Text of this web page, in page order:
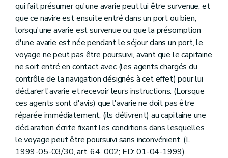
qui fait présumer qu'une avarie peut lui être survenue, et
que ce navire est ensuite entré dans un port ou bien,
lorsqu'une avarie est survenue ou que la présomption
d'une avarie est née pendant le séjour dans un port, le
voyage ne peut pas être poursuivi, avant que le capitaine
ne soit entré en contact avec (les agents chargés du
contrôle de la navigation désignés à cet effet) pour lui
déclarer l'avarie et recevoir leurs instructions. (Lorsque
ces agents sont d'avis) que l'avarie ne doit pas être
réparée immédiatement, (ils délivrent) au capitaine une
déclaration écrite fixant les conditions dans lesquelles
le voyage peut être poursuivi sans inconvénient. (L
1999-05-03/30, art. 64, 002; ED: 01-04-1999)